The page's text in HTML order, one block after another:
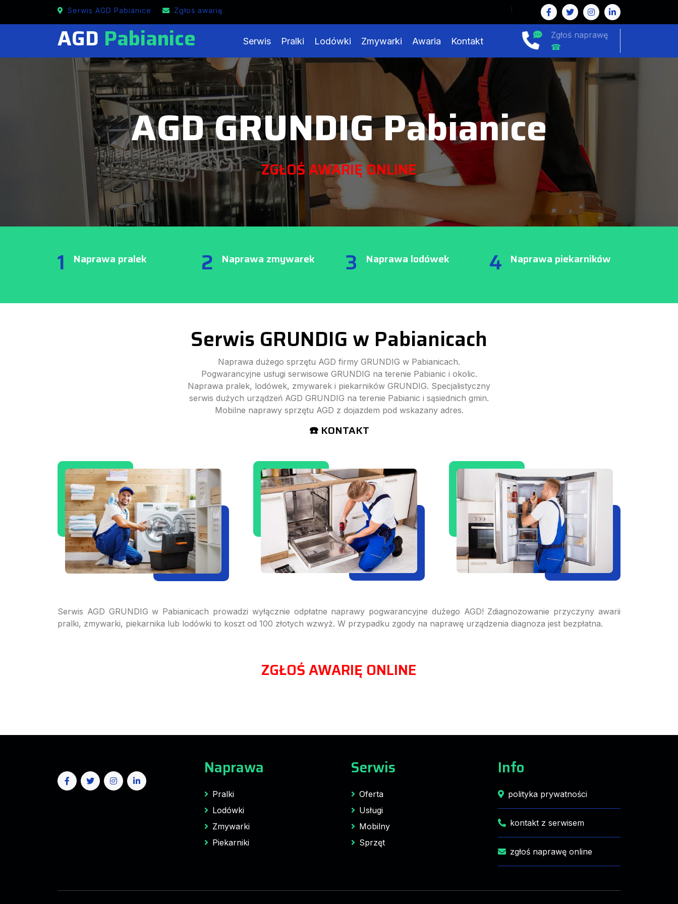
Serwis AGD Pabianice Zgłoś awarię
Mobilne naprawy GRUNDIG w Pabianicach
AGD Pabianice Serwis Pralki Lodówki Zmywarki Awaria Kontakt
Zgłoś naprawę
☎
AGD GRUNDIG Pabianice
ZGŁOŚ AWARIĘ ONLINE
1 Naprawa pralek 2 Naprawa zmywarek 3 Naprawa lodówek 4 Naprawa piekarników
Serwis GRUNDIG w Pabianicach
Naprawa dużego sprzętu AGD firmy GRUNDIG w Pabianicach.
Pogwarancyjne usługi serwisowe GRUNDIG na terenie Pabianic i okolic.
Naprawa pralek, lodówek, zmywarek i piekarników GRUNDIG. Specjalistyczny
serwis dużych urządzeń AGD GRUNDIG na terenie Pabianic i sąsiednich gmin.
Mobilne naprawy sprzętu AGD z dojazdem pod wskazany adres.
☎️ KONTAKT
Serwis AGD GRUNDIG w Pabianicach prowadzi wyłącznie odpłatne naprawy pogwarancyjne dużego AGD! Zdiagnozowanie przyczyny awarii
pralki, zmywarki, piekarnika lub lodówki to koszt od 100 złotych wzwyż. W przypadku zgody na naprawę urządzenia diagnoza jest bezpłatna.
ZGŁOŚ AWARIĘ ONLINE
Naprawa
Pralki
Lodówki
Zmywarki
Piekarniki
Serwis
Oferta
Usługi
Mobilny
Sprzęt
Info
polityka prywatności
kontakt z serwisem
zgłoś naprawę online